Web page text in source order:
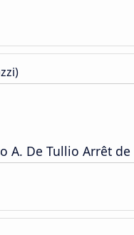
A. De Tullio Arrêt de